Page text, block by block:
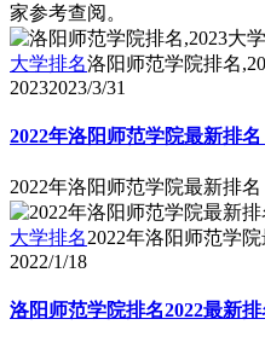
家参考查阅。
大学排名洛阳师范学院排名
20232023/3/31
2022年洛阳师范学院最新排
2022年洛阳师范学院最新排
大学排名2022年洛阳师范学
2022/1/18
洛阳师范学院排名2022最新